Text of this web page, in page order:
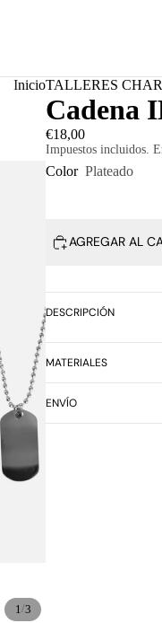
InicioTALLERES
1/3
Cadena
€18,00
Impuestos incluidos.
Color Plateado
AGREGAR AL
DESCRIPCIÓN
MATERIALES
ENVÍO